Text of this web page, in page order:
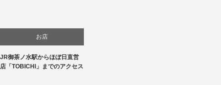
お店
JR御茶ノ水駅からほぼ日直営
店「TOBICHI」までのアクセス